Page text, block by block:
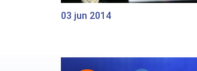
03 jun 2014